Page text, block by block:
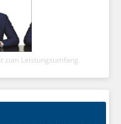
zum Leistungsumfang.